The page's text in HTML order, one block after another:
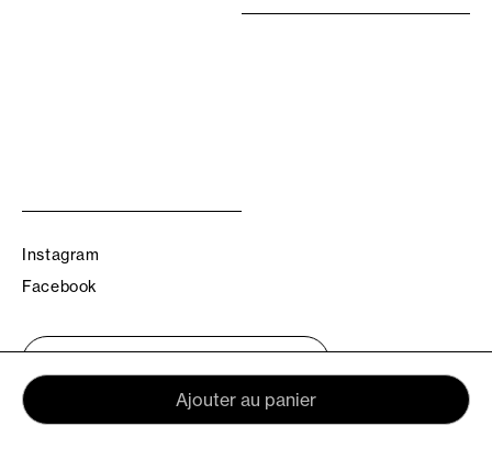
Ajouter au panier
Instagram
Facebook